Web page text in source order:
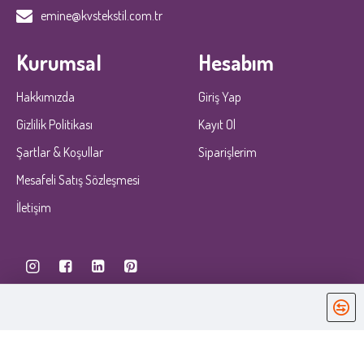
emine@kvstekstil.com.tr
Kurumsal
Hakkımızda
Gizlilik Politikası
Şartlar & Koşullar
Mesafeli Satış Sözleşmesi
İletişim
Hesabım
Giriş Yap
Kayıt Ol
Siparişlerim